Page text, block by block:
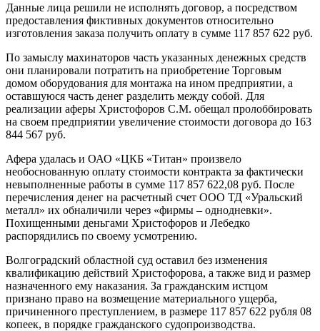
Данные лица решили не исполнять договор, а посредством
предоставления фиктивных документов относительно
изготовления заказа получить оплату в сумме 117 857 622 руб.
По замыслу махинаторов часть указанных денежных средств
они планировали потратить на приобретение Торговым
домом оборудования для монтажа на ином предприятии, а
оставшуюся часть денег разделить между собой. Для
реализации аферы Христофоров С.М. обещал пролоббировать
на своем предприятии увеличение стоимости договора до 163
844 567 руб.
Афера удалась и ОАО «ЦКБ «Титан» произвело
необоснованную оплату стоимости контракта за фактически
невыполненные работы в сумме 117 857 622,08 руб. После
перечисления денег на расчетный счет ООО ТД «Уральский
металл» их обналичили через «фирмы – однодневки».
Похищенными деньгами Христофоров и Лебедко
распорядились по своему усмотрению.
Волгоградский областной суд оставил без изменения
квалификацию действий Христофорова, а также вид и размер
назначенного ему наказания. За гражданским истцом
признано право на возмещение материального ущерба,
причиненного преступлением, в размере 117 857 622 рубля 08
копеек, в порядке гражданского судопроизводства.